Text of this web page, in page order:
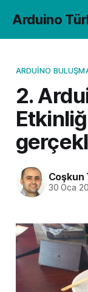
Arduino
ARDUINO
2.
Coşkun
30 Oca